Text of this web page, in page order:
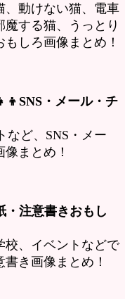
、動けない猫、電車
する猫、うっとり
しろ画像まとめ！
・メール・チ
など、SNS・メー
まとめ！
・注意書きおもし
校、イベントなどで
き画像まとめ！